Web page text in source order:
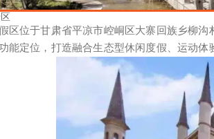
区位于甘肃省平凉市崆峒区大寨回族乡柳
能定位，打造融合生态型休闲度假、运动